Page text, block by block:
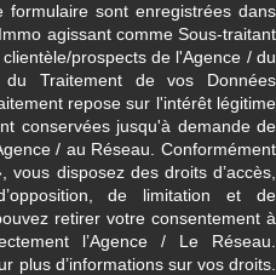
formulaire sont enregistrées dans
agissant comme Sous-traitant
prospects de l'Agence / du
Traitement de vos Données
repose sur l'intérêt légitime
conservées jusqu'à demande de
/ au Réseau. Conformément
disposez des droits d’accès,
de limitation et de
retirer votre consentement à
l’Agence / Le Réseau.
plus d’informations sur vos droits.